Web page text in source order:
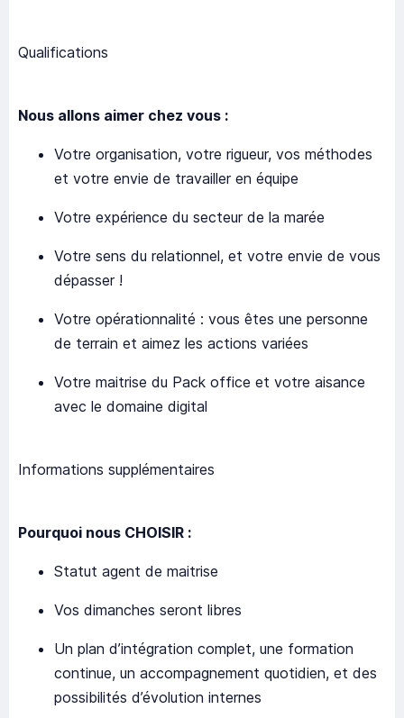
Qualifications
Nous allons aimer chez vous :
Votre organisation, votre rigueur, vos méthodes
et votre envie de travailler en équipe
Votre expérience du secteur de la marée
Votre sens du relationnel, et votre envie de vous
dépasser !
Votre opérationnalité : vous êtes une personne
de terrain et aimez les actions variées
Votre maitrise du Pack office et votre aisance
avec le domaine digital
Informations supplémentaires
Pourquoi nous CHOISIR :
Statut agent de maitrise
Vos dimanches seront libres
Un plan d’intégration complet, une formation
continue, un accompagnement quotidien, et des
possibilités d’évolution internes